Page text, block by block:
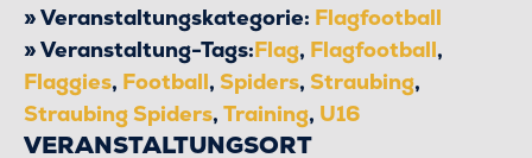
Veranstaltungskategorie: Flagfootball
Veranstaltung-Tags:Flag, Flagfootball,
Flaggies, Football, Spiders, Straubing,
Straubing Spiders, Training, U16
VERANSTALTUNGSORT